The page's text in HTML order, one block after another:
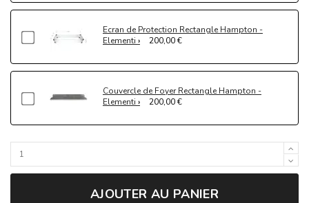
Ecran de Protection Rectangle Hampton -
Elementi
200,00 €
Couvercle de Foyer Rectangle Hampton -
Elementi
200,00 €
AJOUTER AU PANIER